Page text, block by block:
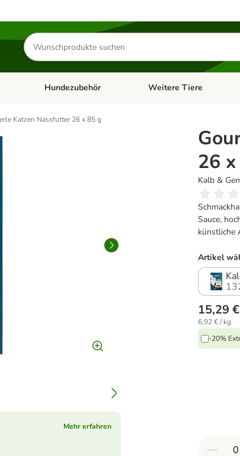
Produkte
suchen
öffnen: Katzenzubehör
Kategorie-Menü öffnen: Hundefutter
Hundezubehör Kategorie-Menü öffnen:
Weitere Tiere
Katzen Nassfutter 26 x 85 g
26
Kalb &
Sauce,
künstliche
Mehr erfahren
Artikel
15,29 €
6,92 € / kg
-20%